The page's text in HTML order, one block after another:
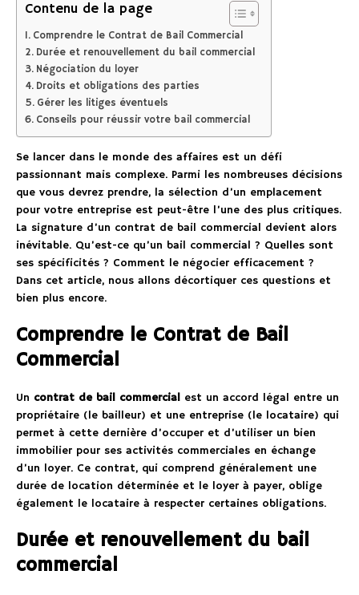
Contenu de la page
Comprendre le Contrat de Bail Commercial
Durée et renouvellement du bail commercial
Négociation du loyer
Droits et obligations des parties
Gérer les litiges éventuels
Conseils pour réussir votre bail commercial
Se lancer dans le monde des affaires est un défi
passionnant mais complexe. Parmi les nombreuses décisions
que vous devrez prendre, la sélection d’un emplacement
pour votre entreprise est peut-être l’une des plus critiques.
La signature d’un contrat de bail commercial devient alors
inévitable. Qu’est-ce qu’un bail commercial ? Quelles sont
ses spécificités ? Comment le négocier efficacement ?
Dans cet article, nous allons décortiquer ces questions et
bien plus encore.
Comprendre le Contrat de Bail
Commercial
Un contrat de bail commercial est un accord légal entre un
propriétaire (le bailleur) et une entreprise (le locataire) qui
permet à cette dernière d’occuper et d’utiliser un bien
immobilier pour ses activités commerciales en échange
d’un loyer. Ce contrat, qui comprend généralement une
durée de location déterminée et le loyer à payer, oblige
également le locataire à respecter certaines obligations.
Durée et renouvellement du bail
commercial